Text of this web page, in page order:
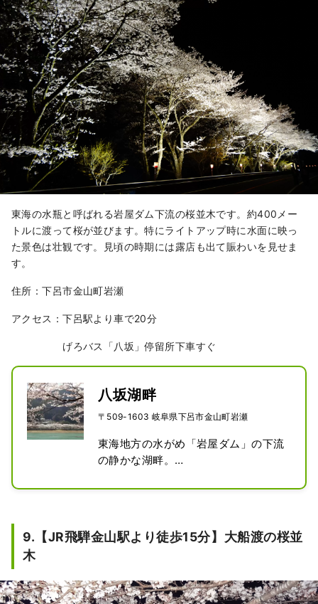
東海の水瓶と呼ばれる岩屋ダム下流の桜並木です。約400メー
トルに渡って桜が並びます。特にライトアップ時に水面に映っ
た景色は壮観です。見頃の時期には露店も出て賑わいを見せま
す。
住所：下呂市金山町岩瀬
アクセス：下呂駅より車で20分
げろバス「八坂」停留所下車すぐ
八坂湖畔
〒509-1603 岐阜県下呂市金山町岩瀬
東海地方の水がめ「岩屋ダム」の下流
の静かな湖畔。
咲き誇る。樹齢は約35年のソメイヨシ
側がライトアップされ、露店でくつろ
9.【JR飛騨金山駅より徒歩15分】大船渡の桜並
木